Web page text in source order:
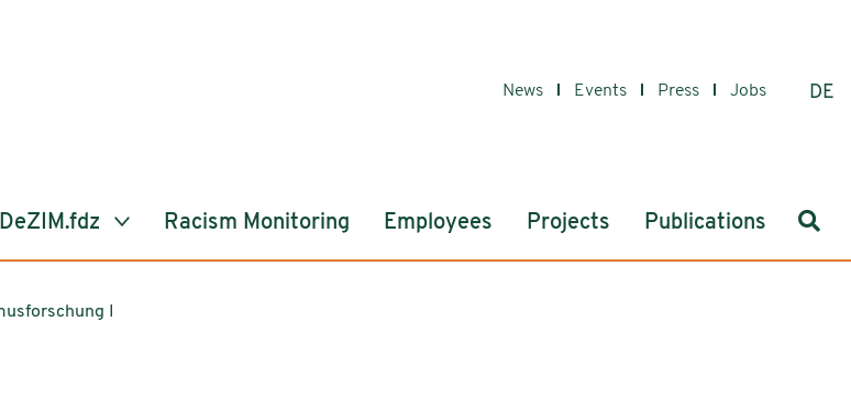
News Events Press Jobs DE
DeZIM.fdz Racism Monitoring Employees Projects Publications
I